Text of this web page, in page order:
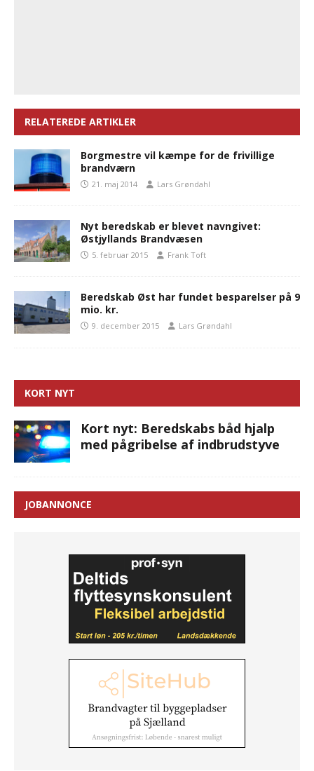
RELATEREDE ARTIKLER
Borgmestre vil kæmpe for de frivillige
brandværn
21. maj 2014 Lars Grøndahl
Nyt beredskab er blevet navngivet:
Østjyllands Brandvæsen
5. februar 2015 Frank Toft
Beredskab Øst har fundet besparelser på 9
mio. kr.
9. december 2015 Lars Grøndahl
KORT NYT
Kort nyt: Beredskabs båd hjalp
med pågribelse af indbrudstyve
JOBANNONCE